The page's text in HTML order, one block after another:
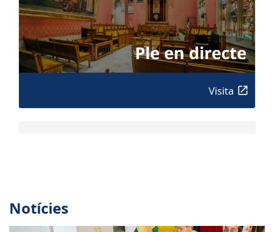
Visita
Notícies